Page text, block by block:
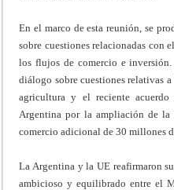
En el marco de esta reunión, se
sobre cuestiones relacionadas con
los flujos de comercio e
diálogo sobre cuestiones relativas
agricultura y el reciente
Argentina por la ampliación de
comercio adicional de 30 millones
La Argentina y la UE reafirmaron
ambicioso y equilibrado entre el